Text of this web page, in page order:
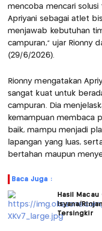
mencoba mencari
Apriyani sebagai atlet
menjawab kebutuhan
campuran,” ujar Rionny
(29/6/2026).
Rionny mengatakan
sangat kuat untuk
campuran. Dia
kemampuan membaca
baik, mampu menjadi
lapangan yang luas,
bertahan maupun
Baca Juga :
Hasil
Isyana/
Tersingkir